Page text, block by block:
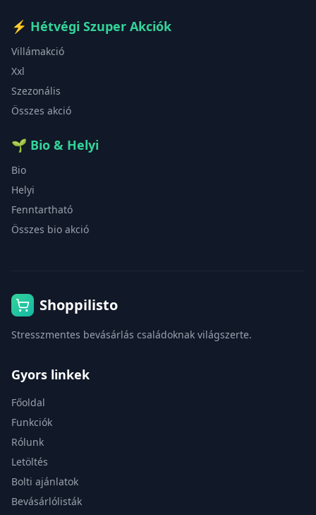
⚡ Hétvégi Szuper Akciók
Villámakció
Xxl
Szezonális
Összes akció
🌱 Bio & Helyi
Bio
Helyi
Fenntartható
Összes bio akció
Shoppilisto
Stresszmentes bevásárlás családoknak világszerte.
Gyors linkek
Főoldal
Funkciók
Rólunk
Letöltés
Bolti ajánlatok
Bevásárlólisták